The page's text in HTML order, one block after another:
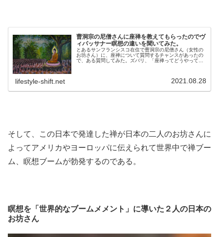
曹洞宗の尼僧さんに座禅を教えてもらったのでヴ
ィパッサナー瞑想の違いを聞いてみた。
とあるサンフランシスコ在住で曹洞宗の尼僧さん（女性の
お坊さん）に、座禅について質問するチャンスがあったの
で、ある質問してみた。ズバリ、「座禅ってどうやって悟
lifestyle-shift.net 2021.08.28
そして、この日本で発達した禅が日本の二人のお坊さんに
よってアメリカやヨーロッパに伝えられて世界中で禅ブー
ム、瞑想ブームが勃発するのである。
瞑想を「世界的なブームメメント」に導いた２人の日本の
お坊さん